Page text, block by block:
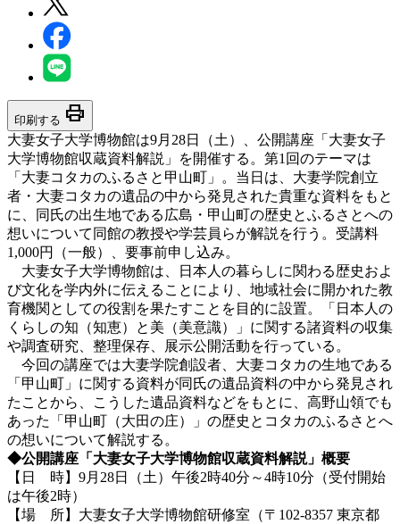
印刷する print
大妻女子大学博物館は9月28日（土）、公開講座「大妻女子
大学博物館収蔵資料解説」を開催する。第1回のテーマは
「大妻コタカのふるさと甲山町」。当日は、大妻学院創立
者・大妻コタカの遺品の中から発見された貴重な資料をもと
に、同氏の出生地である広島・甲山町の歴史とふるさとへの
想いについて同館の教授や学芸員らが解説を行う。受講料
1,000円（一般）、要事前申し込み。
大妻女子大学博物館は、日本人の暮らしに関わる歴史およ
び文化を学内外に伝えることにより、地域社会に開かれた教
育機関としての役割を果たすことを目的に設置。「日本人の
くらしの知（知恵）と美（美意識）」に関する諸資料の収集
や調査研究、整理保存、展示公開活動を行っている。
今回の講座では大妻学院創設者、大妻コタカの生地である
「甲山町」に関する資料が同氏の遺品資料の中から発見され
たことから、こうした遺品資料などをもとに、高野山領でも
あった「甲山町（大田の庄）」の歴史とコタカのふるさとへ
の想いについて解説する。
◆公開講座「大妻女子大学博物館収蔵資料解説」概要
【日 時】9月28日（土）午後2時40分～4時10分（受付開始
は午後2時）
【場 所】大妻女子大学博物館研修室（〒102-8357 東京都